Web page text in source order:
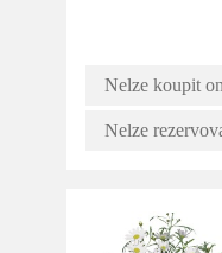
Nelze koupit
Nelze